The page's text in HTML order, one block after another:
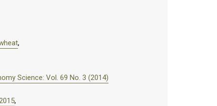
,
Science: Vol. 69 No. 3 (2014)
,